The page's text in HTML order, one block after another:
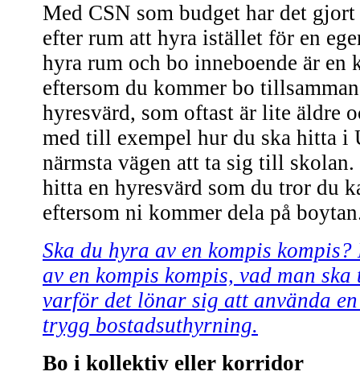
Med CSN som budget har det
efter rum att hyra istället för en
hyra rum och bo inneboende är en
eftersom du kommer bo
hyresvärd, som oftast är lite äldre
med till exempel hur du ska hitta i
närmsta vägen att ta sig till
hitta en hyresvärd som du tror du
eftersom ni kommer dela på
Ska du hyra av en kompis kompis?
av en kompis kompis, vad man ska
varför det lönar sig att använda
trygg bostadsuthyrning.
Bo i kollektiv eller korridor